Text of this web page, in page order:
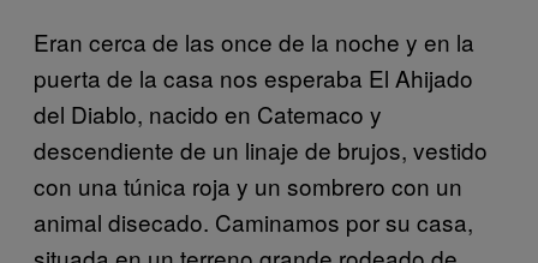
Eran cerca de las once de la noche y en la
puerta de la casa nos esperaba El Ahijado
del Diablo, nacido en Catemaco y
descendiente de un linaje de brujos, vestido
con una túnica roja y un sombrero con un
animal disecado. Caminamos por su casa,